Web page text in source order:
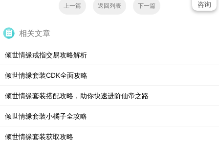
上一篇 返回列表 下一篇
相关文章
倾世情缘戒指交易攻略解析
倾世情缘套装CDK全面攻略
倾世情缘套装搭配攻略，助你快速进阶仙帝之路
倾世情缘套装小橘子全攻略
倾世情缘套装获取攻略
咨询